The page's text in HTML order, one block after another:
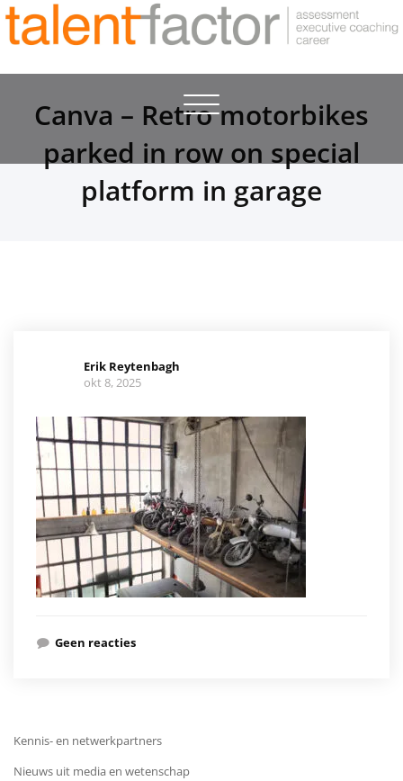
Toggle
navigation
Canva – Retro motorbikes
parked in row on special
platform in garage
Erik Reytenbagh
okt 8, 2025
Geen reacties
Kennis- en netwerkpartners
Nieuws uit media en wetenschap